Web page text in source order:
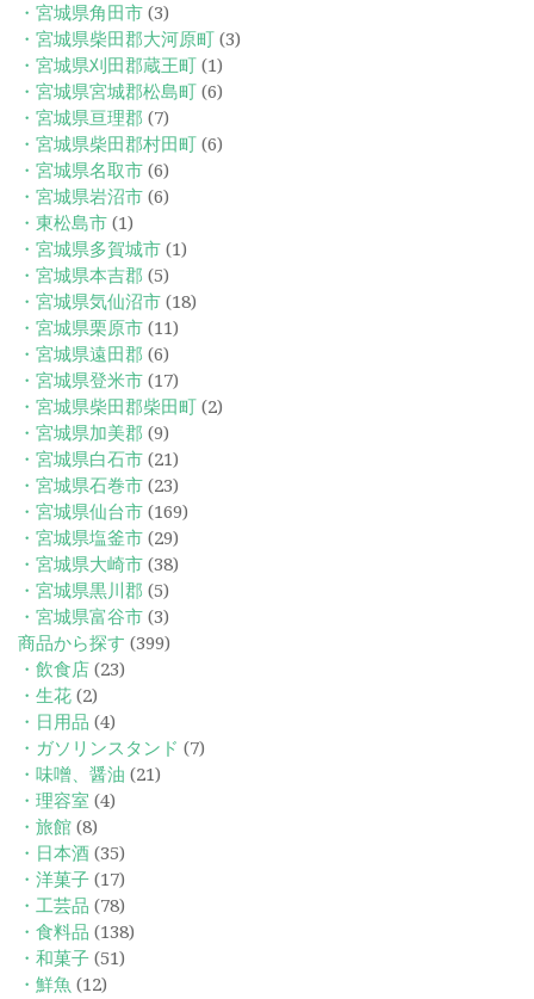
・宮城県角田市 (3)
・宮城県柴田郡大河原町 (3)
・宮城県刈田郡蔵王町 (1)
・宮城県宮城郡松島町 (6)
・宮城県亘理郡 (7)
・宮城県柴田郡村田町 (6)
・宮城県名取市 (6)
・宮城県岩沼市 (6)
・東松島市 (1)
・宮城県多賀城市 (1)
・宮城県本吉郡 (5)
・宮城県気仙沼市 (18)
・宮城県栗原市 (11)
・宮城県遠田郡 (6)
・宮城県登米市 (17)
・宮城県柴田郡柴田町 (2)
・宮城県加美郡 (9)
・宮城県白石市 (21)
・宮城県石巻市 (23)
・宮城県仙台市 (169)
・宮城県塩釜市 (29)
・宮城県大崎市 (38)
・宮城県黒川郡 (5)
・宮城県富谷市 (3)
商品から探す (399)
・飲食店 (23)
・生花 (2)
・日用品 (4)
・ガソリンスタンド (7)
・味噌、醤油 (21)
・理容室 (4)
・旅館 (8)
・日本酒 (35)
・洋菓子 (17)
・工芸品 (78)
・食料品 (138)
・和菓子 (51)
・鮮魚 (12)